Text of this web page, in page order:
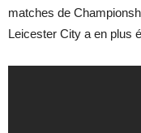
matches de
Leicester City a en plus